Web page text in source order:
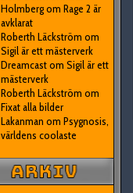
Holmbergom Rage 2 är
avklarat
Roberth Läckström om
Sigil är ett mästerverk
Dreamcastom Sigil är ett
mästerverk
Roberth Läckström om
Fixat alla bilder
Lakanman om Psygnosis,
världens coolaste